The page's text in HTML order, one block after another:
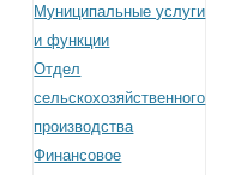
Муниципальные услуги
и функции
Отдел
сельскохозяйственного
производства
Финансовое